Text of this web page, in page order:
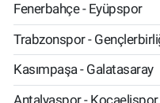
Fenerbahçe - Eyüpspor
Trabzonspor -
Kasımpaşa - Galatasaray
Antalyaspor - Kocaelispor